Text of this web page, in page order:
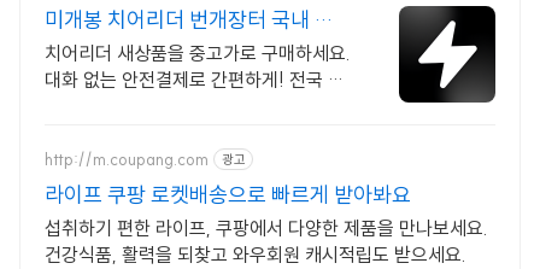
미개봉 치어리더 번개장터 국내 최
대 브랜드 중고거래
치어리더 새상품을 중고가로 구매하세요.
대화 없는 안전결제로 간편하게! 전국 각
http://m.coupang.com 광고
라이프 쿠팡 로켓배송으로 빠르게 받아봐요
섭취하기 편한 라이프, 쿠팡에서 다양한 제품을 만나보세요.
건강식품, 활력을 되찾고 와우회원 캐시적립도 받으세요.